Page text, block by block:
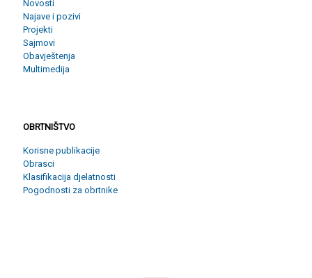
Novosti
Najave i pozivi
Projekti
Sajmovi
Obavještenja
Multimedija
OBRTNIŠTVO
Korisne publikacije
Obrasci
Klasifikacija djelatnosti
Pogodnosti za obrtnike